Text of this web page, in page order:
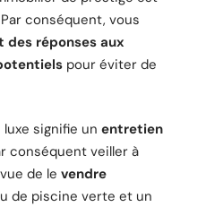
conséquent, vous
réponses aux
pour éviter de
signifie un entretien
conséquent veiller à
de le vendre
de piscine verte et un